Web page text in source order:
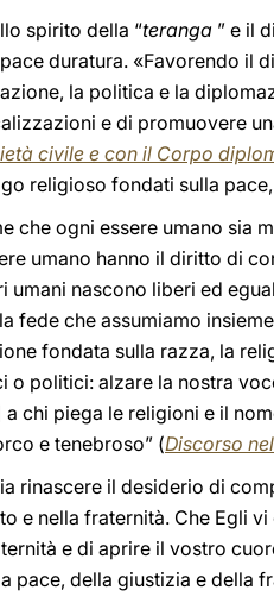
spirito della “teranga ” e il
duratura. «Favorendo
la politica e la
e di promuovere
civile e con il Corpo
religioso fondati sulla
che ogni essere umano sia
umano hanno il diritto di
umani nascono liberi ed
fede che assumiamo
fondata sulla razza, la
o politici: alzare la nostra
a chi piega le religioni e il
e tenebroso” (Discorso
rinascere il desiderio di
e nella fraternità. Che Egli
e di aprire il vostro
pace, della giustizia e della